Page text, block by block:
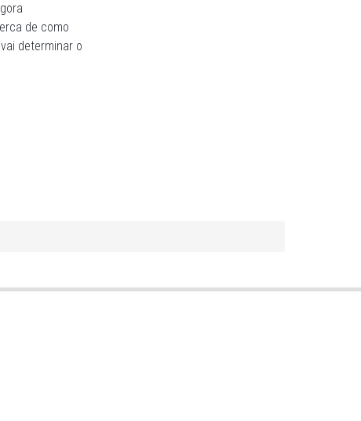
de como
determinar o